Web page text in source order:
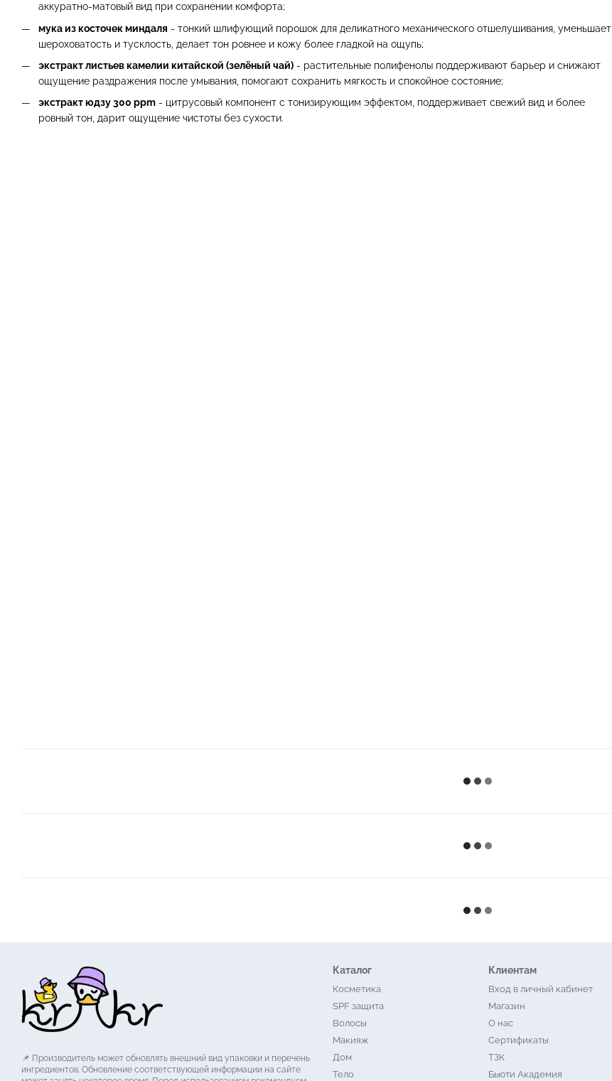
аккуратно-матовый вид при сохранении комфорта;
мука из косточек миндаля - тонкий шлифующий порошок для деликатного механического отшелушивания, уменьшает
шероховатость и тусклость, делает тон ровнее и кожу более гладкой на ощупь;
экстракт листьев камелии китайской (зелёный чай) - растительные полифенолы поддерживают барьер и снижают
ощущение раздражения после умывания, помогают сохранить мягкость и спокойное состояние;
экстракт юдзу 300 ppm - цитрусовый компонент с тонизирующим эффектом, поддерживает свежий вид и более
ровный тон, дарит ощущение чистоты без сухости.
📌 Производитель может обновлять внешний вид упаковки и перечень
ингредиентов. Обновление соответствующей информации на сайте
Каталог
Косметика
SPF защита
Волосы
Макияж
Дом
Тело
Клиентам
Вход в личный кабинет
Магазин
О нас
Сертификаты
ТЗК
Бьюти Академия